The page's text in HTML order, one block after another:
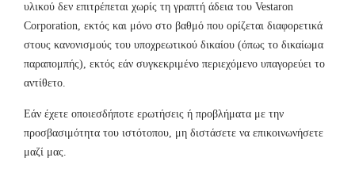
υλικού δεν επιτρέπεται χωρίς τη γραπτή άδεια του Vestaron
Corporation, εκτός και μόνο στο βαθμό που ορίζεται διαφορετικά
στους κανονισμούς του υποχρεωτικού δικαίου (όπως το δικαίωμα
παραπομπής), εκτός εάν συγκεκριμένο περιεχόμενο υπαγορεύει το
αντίθετο.
Εάν έχετε οποιεσδήποτε ερωτήσεις ή προβλήματα με την
προσβασιμότητα του ιστότοπου, μη διστάσετε να επικοινωνήσετε
μαζί μας.